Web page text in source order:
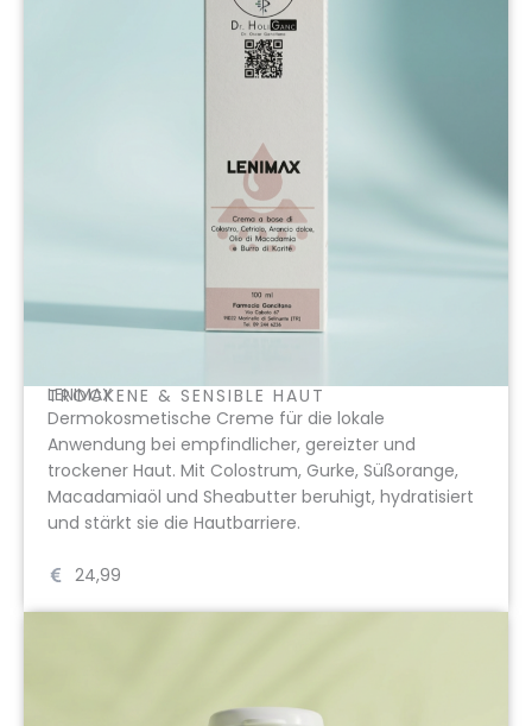
TROCKENE & SENSIBLE HAUT
LENIMAX
Dermokosmetische Creme für die lokale
Anwendung bei empfindlicher, gereizter und
trockener Haut. Mit Colostrum, Gurke, Süßorange,
Macadamiaöl und Sheabutter beruhigt, hydratisiert
und stärkt sie die Hautbarriere.
24,99